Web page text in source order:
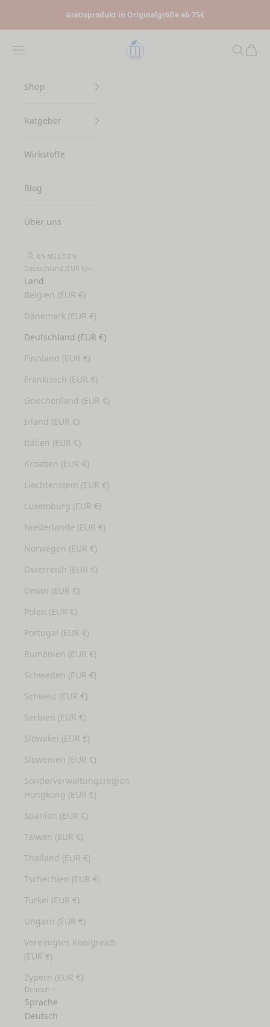
Gratisprodukt in Originalgröße ab 75€
Myrto Naturkosmetik
Menü Suchen
Shop
Ratgeber
Wirkstoffe
Blog
Über uns
ANMELDEN
Deutschland (EUR €)
Land
Belgien (EUR €)
Dänemark (EUR €)
Deutschland (EUR €)
Finnland (EUR €)
Frankreich (EUR €)
Griechenland (EUR €)
Irland (EUR €)
Italien (EUR €)
Kroatien (EUR €)
Liechtenstein (EUR €)
Luxemburg (EUR €)
Niederlande (EUR €)
Norwegen (EUR €)
Österreich (EUR €)
Oman (EUR €)
Polen (EUR €)
Portugal (EUR €)
Rumänien (EUR €)
Schweden (EUR €)
Schweiz (EUR €)
Serbien (EUR €)
Slowakei (EUR €)
Slowenien (EUR €)
Sonderverwaltungsregion
Hongkong (EUR €)
Spanien (EUR €)
Taiwan (EUR €)
Thailand (EUR €)
Tschechien (EUR €)
Türkei (EUR €)
Ungarn (EUR €)
Vereinigtes Königreich
(EUR €)
Zypern (EUR €)
Deutsch
Sprache
Deutsch